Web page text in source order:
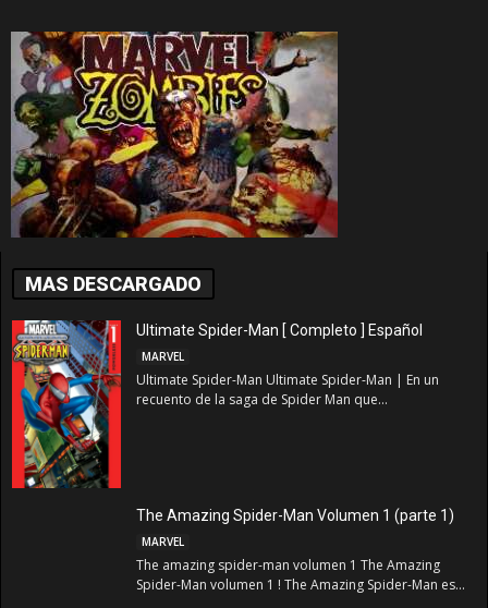
MAS DESCARGADO
Ultimate Spider-Man [ Completo ] Español
MARVEL
Ultimate Spider-Man Ultimate Spider-Man | En un
recuento de la saga de Spider Man que...
The Amazing Spider-Man Volumen 1 (parte 1)
MARVEL
The amazing spider-man volumen 1 The Amazing
Spider-Man volumen 1 ! The Amazing Spider-Man es...